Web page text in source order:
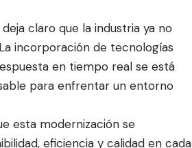
claro que la industria ya no
incorporación de tecnologías
en tiempo real se está
para enfrentar un entorno
esta modernización se
eficiencia y calidad en cada